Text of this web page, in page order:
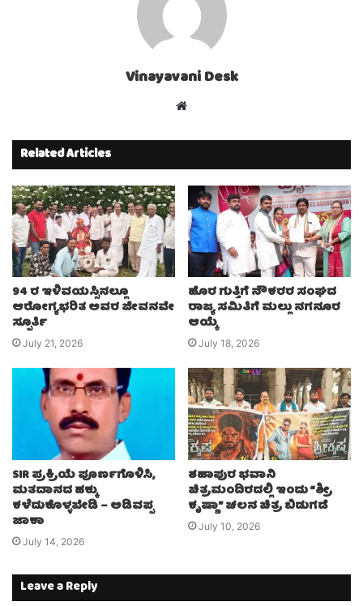
Vinayavani Desk
Website
Related Articles
94 ರ ಇಳಿವಯಸ್ಸಿನಲ್ಲೂ
ಆರೋಗ್ಯಭರಿತ ಅವರ ಜೀವನವೇ
ಸ್ಪೂರ್ತಿ
July 21, 2026
ಹೊರ ಗುತ್ತಿಗೆ ನೌಕರರ ಸಂಘದ
ರಾಜ್ಯ ಸಮಿತಿಗೆ ಮಲ್ಲು ನಗನೂರ
ಆಯ್ಕೆ
July 18, 2026
SIR ಪ್ರಕ್ರಿಯೆ ಪೂರ್ಣಗೊಳಿಸಿ,
ಮತದಾನದ ಹಕ್ಕು
ಕಳೆದುಕೊಳ್ಳಬೇಡಿ – ಅಡಿವಪ್ಪ
ಜಾಕಾ
July 14, 2026
ಶಹಾಪುರ ಭವಾನಿ
ಚಿತ್ರಮಂದಿರದಲ್ಲಿ ಇಂದು “ಶ್ರೀ
ಕೃಷ್ಣಾ” ಚಲನ ಚಿತ್ರ ಬಿಡುಗಡೆ
July 10, 2026
Leave a Reply